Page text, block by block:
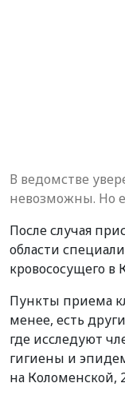
В ведомстве
невозможны. Но
После случая
области
кровососущего в
Пункты приема
менее, есть
где исследуют
гигиены и
на Коломенской,